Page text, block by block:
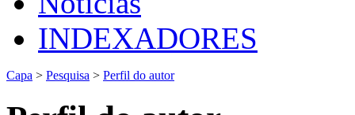
INDEXADORES
Capa > Pesquisa > Perfil do autor